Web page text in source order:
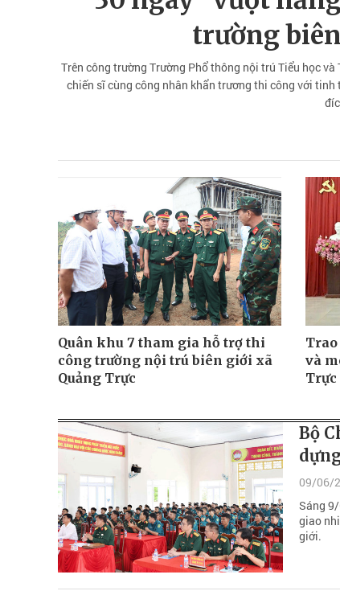
trường
Trên công trường Trường Phổ thông nội trú Tiểu học
chiến sĩ cùng công nhân khẩn trương thi công với
Quân khu 7 tham gia hỗ trợ thi
công trường nội trú biên giới xã
Quảng Trực
Trao
và
Trực
Bộ
09/06/
Sáng
giao
giới.